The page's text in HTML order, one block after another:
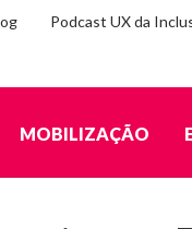
Podcast UX da
MOBILIZAÇÃO